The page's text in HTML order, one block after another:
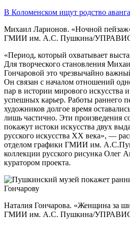
В Коломенском ищут родство
Михаил Ларионов. «Ночной
ГМИИ им. А.С. Пушкина/
«Период, который охватывает
Для творческого становления
Гончаровой это чрезвычайно
Он связан с началом отношений
пар в истории мирового искусства
успешных карьер. Работы раннего
художников долгое время
лишь частично. Эти произведения
покажут истоки искусства двух
русского искусства XX века», —
отделом графики ГМИИ им.
коллекции русского рисунка Олег
куратором проекта.
Наталия Гончарова. «Женщина за
ГМИИ им. А.С. Пушкина/